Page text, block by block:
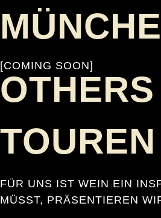
[COMING SOON]
OTHERS
FÜR UNS IST WEIN EIN
MÜSST, PRÄSENTIEREN